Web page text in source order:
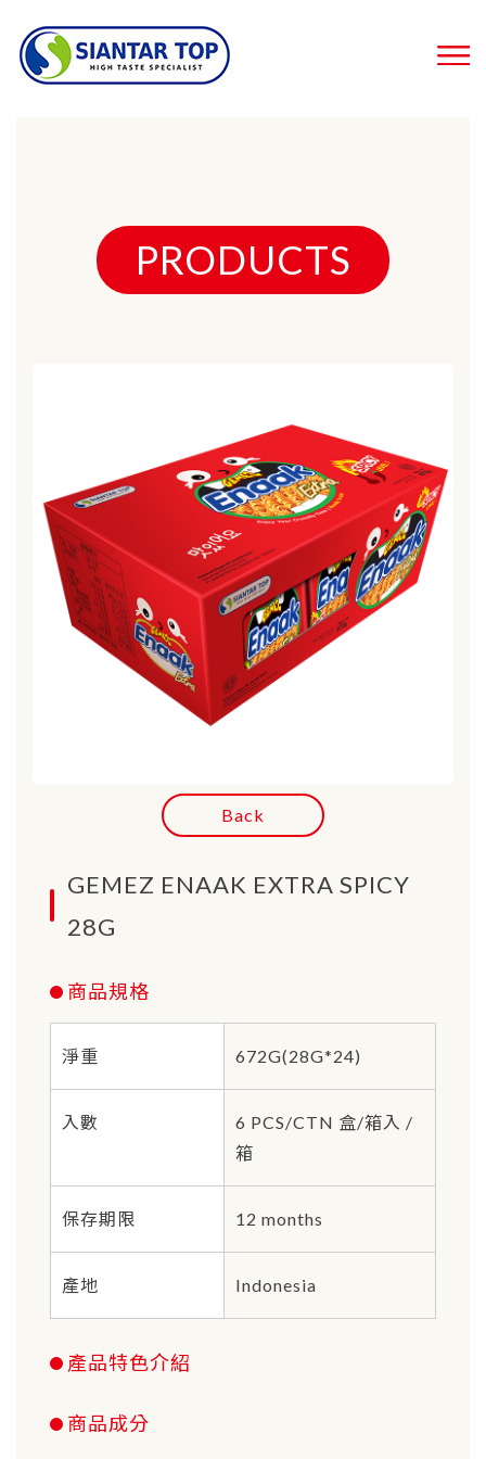
PRODUCTS
Back
GEMEZ ENAAK EXTRA SPICY
28G
商品規格
淨重 672G(28G*24)
入數
6 PCS/CTN 盒/箱入 /
箱
保存期限 12 months
產地 Indonesia
產品特色介紹
商品成分